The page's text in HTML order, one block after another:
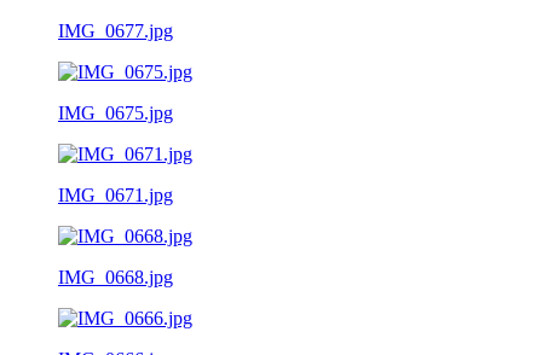
IMG_0677.jpg
IMG_0675.jpg
IMG_0671.jpg
IMG_0668.jpg